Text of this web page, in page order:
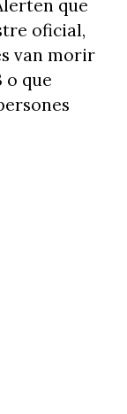
que
oficial,
van morir
o que